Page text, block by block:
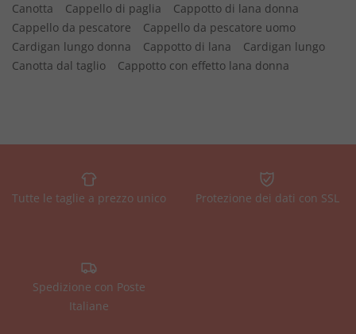
Canotta Cappello di paglia
Cappotto di lana donna
Cappello da pescatore
Cappello da pescatore uomo
Cardigan lungo donna
Cappotto di lana
Cardigan lungo
Canotta dal taglio
Cappotto con effetto lana donna
Tutte le taglie a prezzo unico Protezione dei dati con SSL
Spedizione con Poste
Italiane